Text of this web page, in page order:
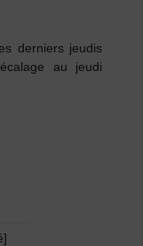
derniers jeudis
au jeudi